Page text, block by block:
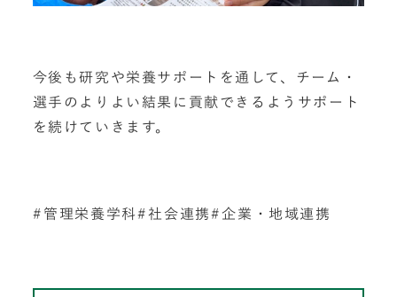
今後も研究や栄養サポートを通して、チーム・
選手のよりよい結果に貢献できるようサポート
を続けていきます。
管理栄養学科 社会連携 企業・地域連携